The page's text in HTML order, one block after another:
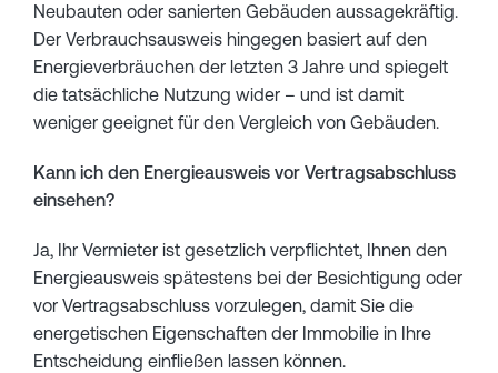
Neubauten oder sanierten Gebäuden aussagekräftig.
Der Verbrauchsausweis hingegen basiert auf den
Energieverbräuchen der letzten 3 Jahre und spiegelt
die tatsächliche Nutzung wider – und ist damit
weniger geeignet für den Vergleich von Gebäuden.
Kann ich den Energieausweis vor Vertragsabschluss
einsehen?
Ja, Ihr Vermieter ist gesetzlich verpflichtet, Ihnen den
Energieausweis spätestens bei der Besichtigung oder
vor Vertragsabschluss vorzulegen, damit Sie die
energetischen Eigenschaften der Immobilie in Ihre
Entscheidung einfließen lassen können.